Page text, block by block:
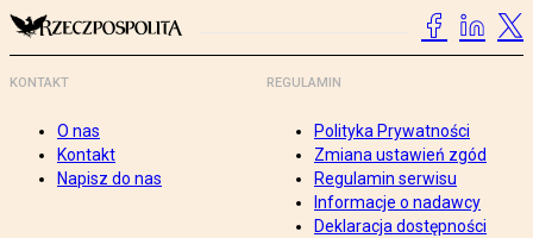
KONTAKT
O nas
Kontakt
Napisz do nas
REGULAMIN
Polityka Prywatności
Zmiana ustawień zgód
Regulamin serwisu
Informacje o nadawcy
Deklaracja dostępności